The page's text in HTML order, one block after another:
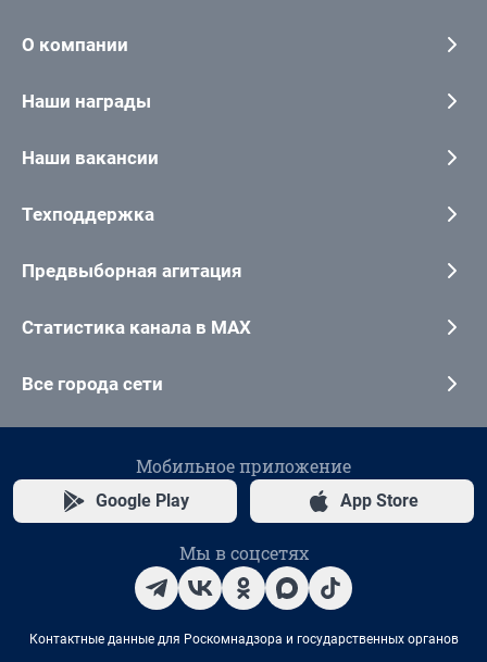
О компании
Наши награды
Наши вакансии
Техподдержка
Предвыборная агитация
Статистика канала в MAX
Все города сети
Мобильное приложение
Google Play App Store
Мы в соцсетях
Контактные данные для Роскомнадзора и государственных органов